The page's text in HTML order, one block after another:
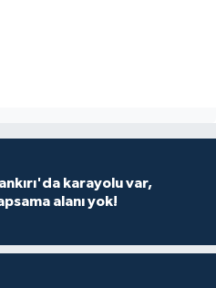
karayolu var,
alanı yok!